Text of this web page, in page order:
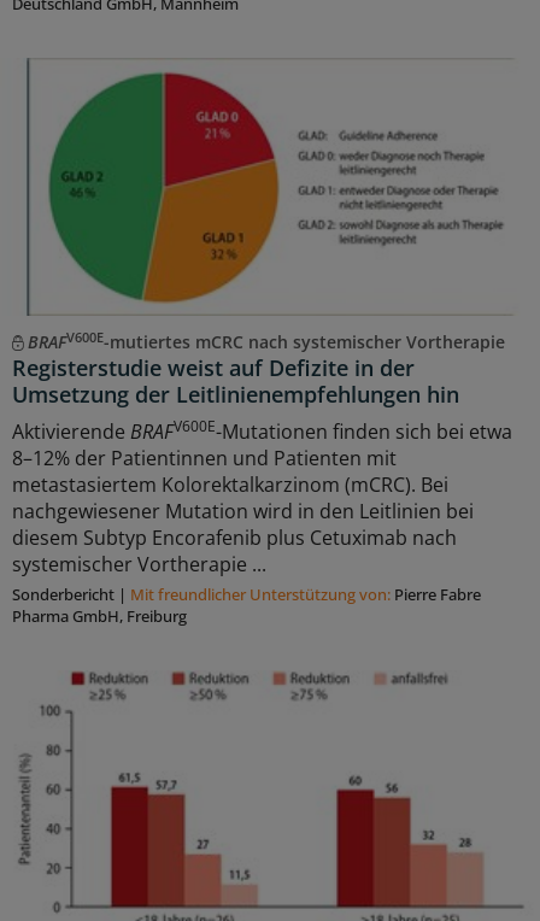
BRAFV600E-mutiertes mCRC nach systemischer Vortherapie
Registerstudie weist auf Defizite in der
Umsetzung der Leitlinienempfehlungen hin
Aktivierende BRAFV600E-Mutationen finden sich bei etwa
8–12% der Patientinnen und Patienten mit
metastasiertem Kolorektalkarzinom (mCRC). Bei
nachgewiesener Mutation wird in den Leitlinien bei
diesem Subtyp Encorafenib plus Cetuximab nach
systemischer Vortherapie ...
Sonderbericht | Mit freundlicher Unterstützung von: Pierre Fabre
Pharma GmbH, Freiburg